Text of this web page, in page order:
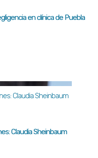
en clínica de Puebla
Claudia Sheinbaum